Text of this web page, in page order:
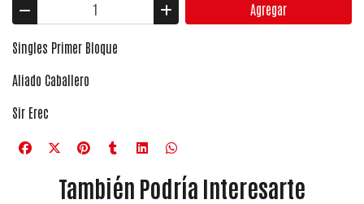
Agregar
Singles Primer Bloque
Aliado Caballero
Sir Erec
También Podría Interesarte